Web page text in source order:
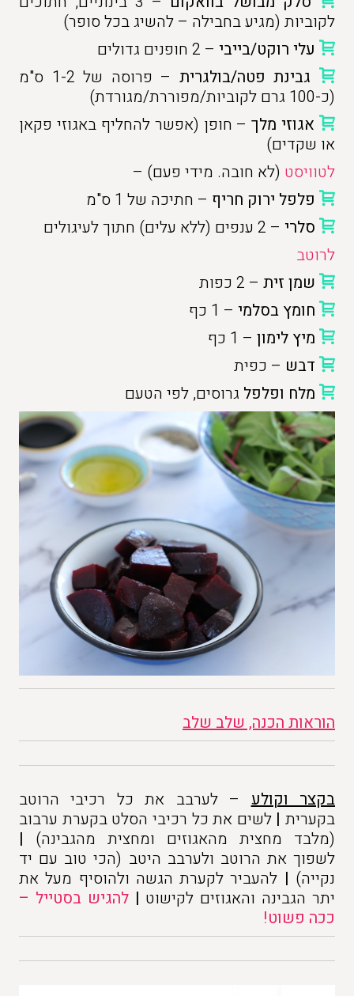
לקוביות (מגיע בחבילה – להשיג בכל סופר)
עלי רוקט/בייבי – 2 חופנים גדולים
גבינת פטה/בולגרית
– פרוסה של 1-2 ס"מ
(כ-100 גרם לקוביות/מפוררת/מגורדת)
אגוזי מלך– חופן (אפשר להחליף באגוזי פקאן
או שקדים)
לטוויסט (לא חובה. מידי פעם) –
פלפל ירוק חריף – חתיכה של 1 ס"מ
סלרי – 2 ענפים (ללא עלים) חתוך לעיגולים
לרוטב
שמן זית – 2 כפות
חומץ בסלמי – 1 כף
מיץ לימון – 1 כף
דבש – כפית
מלח ופלפל גרוסים, לפי הטעם
הוראות הכנה, שלב שלב
בקצר וקולע– לערבב את כל רכיבי הרוטב
בקערית | לשים את כל רכיבי הסלט בקערת ערבוב
(מלבד מחצית מהאגוזים ומחצית מהגבינה) |
לשפוך את הרוטב ולערבב היטב (הכי טוב עם יד
נקייה) | להעביר לקערת הגשה ולהוסיף מעל את
יתר הגבינה והאגוזים לקישוט | להגיש בסטייל –
ככה פשוט!